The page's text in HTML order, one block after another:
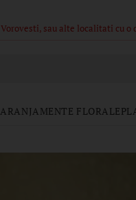
ARANJAMENTE FLORALE
sunt in limita stocului,